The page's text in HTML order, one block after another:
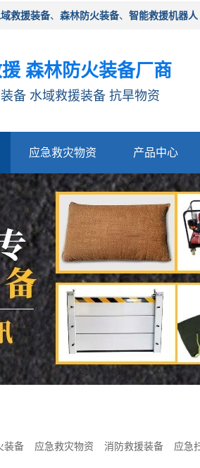
救援装备、 森林防火装备、 智能救援机器人
森林防火装备厂商
备 水域救援装备 抗旱物资
应急救灾物资 产品中心
装备 应急救灾物资 消防救援装备 应急